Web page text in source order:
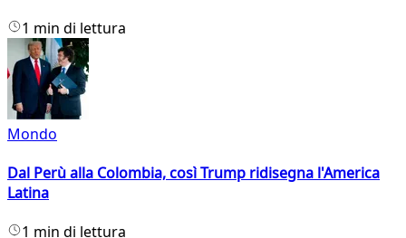
1 min di lettura
Mondo
Dal Perù alla Colombia, così Trump ridisegna l'America
Latina
1 min di lettura